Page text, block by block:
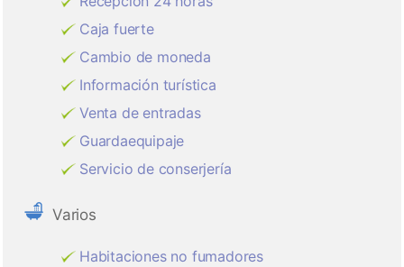
Caja fuerte
Cambio de moneda
Información turística
Venta de entradas
Guardaequipaje
Servicio de conserjería
Varios
Habitaciones no fumadores